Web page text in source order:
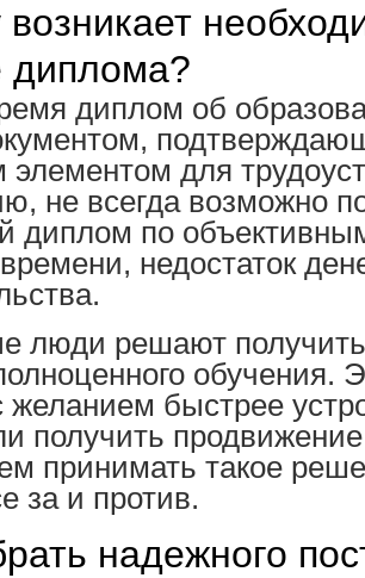
диплома?
диплом об
для
не всегда возможно
диплом по
недостаток
люди решают
обучения.
желанием быстрее
получить
принимать такое
за и против.
надежного